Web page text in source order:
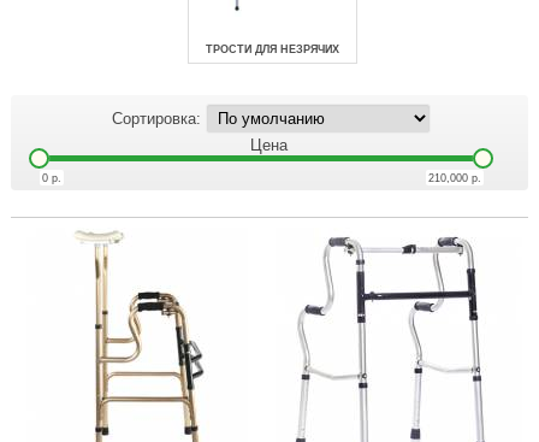
ТРОСТИ ДЛЯ НЕЗРЯЧИХ
Сортировка:
Цена
0 р. 210,000 р.